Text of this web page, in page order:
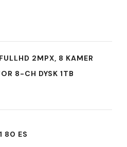
2MPX, 8 KAMER
8-CH DYSK 1TB
80 ES